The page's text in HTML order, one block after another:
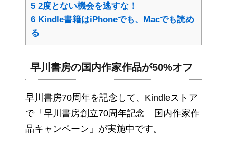
5 2度とない機会を逃すな！
6 Kindle書籍はiPhoneでも、Macでも読め
る
早川書房の国内作家作品が50%オフ
早川書房70周年を記念して、Kindleストア
で「早川書房創立70周年記念 国内作家作
品キャンペーン」が実施中です。